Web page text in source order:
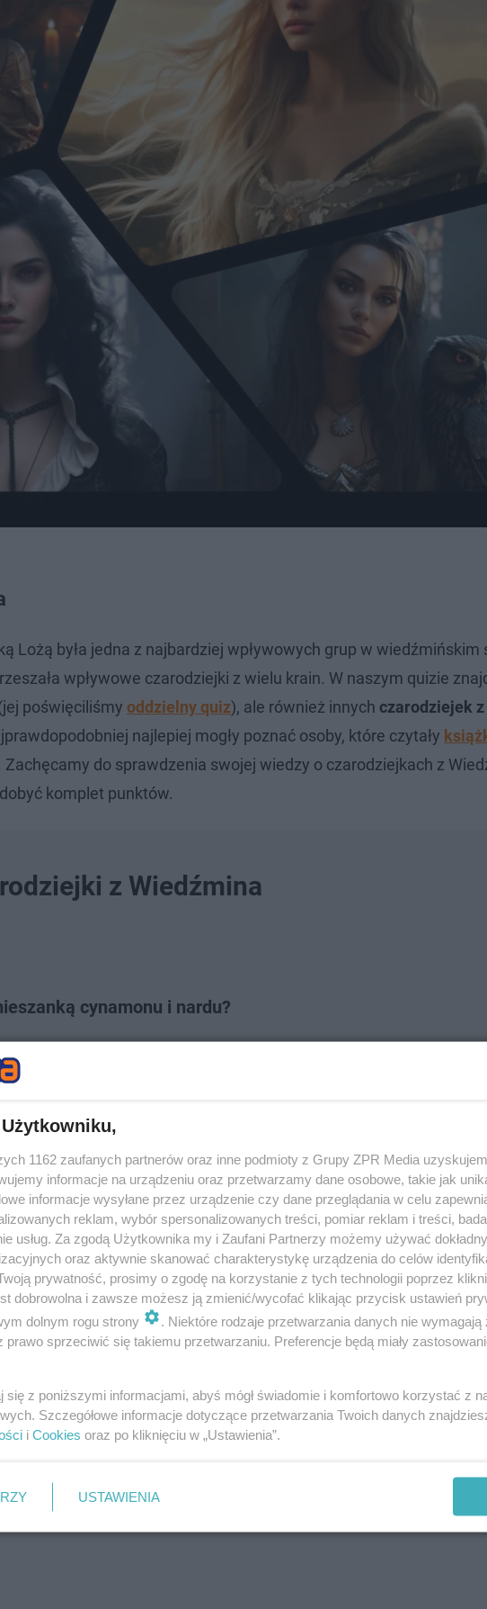
Lożą była jedna z najbardziej wpływowych grup w wiedźmińskim
wpływowe czarodziejki z wielu krain. W naszym quizie
poświęciliśmy oddzielny quiz), ale również innych czarodziejek z
najlepiej mogły poznać osoby, które czytały
Zachęcamy do sprawdzenia swojej wiedzy o czarodziejkach z
komplet punktów.
z Wiedźmina
cynamonu i nardu?
Następne pytanie
1162 zaufanych partnerów oraz inne podmioty z Grupy ZPR Media
informacje na urządzeniu oraz przetwarzamy dane osobowe, takie jak
informacje wysyłane przez urządzenie czy dane przeglądania w celu
reklam, wybór spersonalizowanych treści, pomiar reklam i treści,
usług. Za zgodą Użytkownika my i Zaufani Partnerzy możemy używać
oraz aktywnie skanować charakterystykę urządzenia do celów
prywatność, prosimy o zgodę na korzystanie z tych technologii poprzez
dobrowolna i zawsze możesz ją zmienić/wycofać klikając przycisk ustawień
dolnym rogu strony
. Niektóre rodzaje przetwarzania danych nie
prawo sprzeciwić się takiemu przetwarzaniu. Preferencje będą miały
się z poniższymi informacjami, abyś mógł świadomie i komfortowo korzystać z
Szczegółowe informacje dotyczące przetwarzania Twoich danych
i Cookies oraz po kliknięciu w „Ustawienia”.
USTAWIENIA